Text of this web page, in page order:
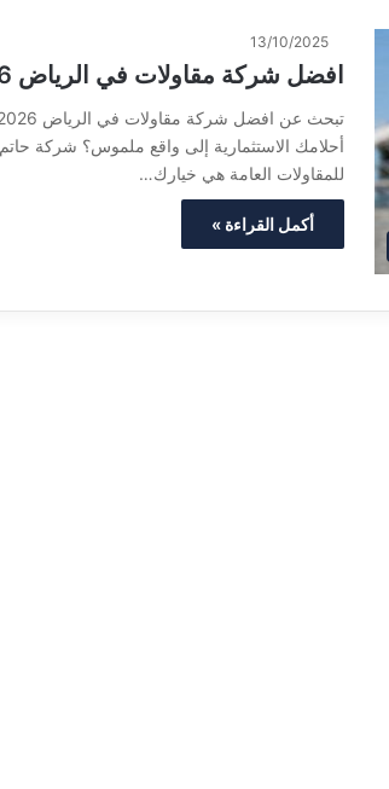
13/10/2025
افضل شركة مقاولات في الرياض 2026
أحلامك الاستثمارية إلى واقع ملموس؟ شركة حاتم
للمقاولات العامة هي خيارك…
أكمل القراءة »